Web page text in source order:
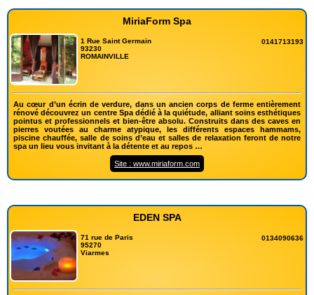
MiriaForm Spa
1 Rue Saint Germain
93230
ROMAINVILLE
0141713193
Au cœur d’un écrin de verdure, dans un ancien corps de ferme entièrement
rénové découvrez un centre Spa dédié à la quiétude, alliant soins esthétiques
pointus et professionnels et bien-être absolu. Construits dans des caves en
pierres voutées au charme atypique, les différents espaces hammams,
piscine chauffée, salle de soins d’eau et salles de relaxation feront de notre
spa un lieu vous invitant à la détente et au repos …
Site : www.miriaform.com
EDEN SPA
71 rue de Paris
95270
Viarmes
0134090636